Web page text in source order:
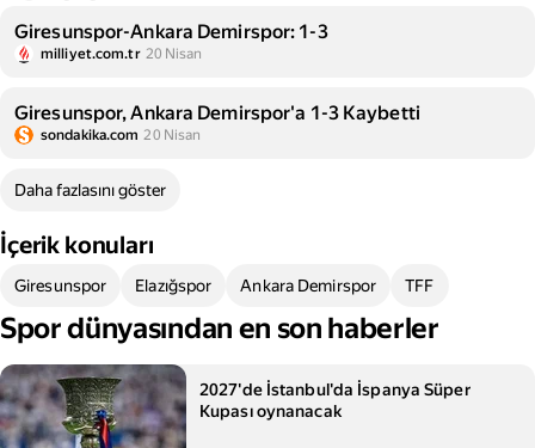
Giresunspor-Ankara Demirspor: 1-3
milliyet.com.tr 20 Nisan
Giresunspor, Ankara Demirspor'a 1-3 Kaybetti
sondakika.com 20 Nisan
Daha fazlasını göster
İçerik konuları
Giresunspor Elazığspor Ankara Demirspor TFF
Spor dünyasından en son haberler
2027'de İstanbul'da İspanya Süper
Kupası oynanacak